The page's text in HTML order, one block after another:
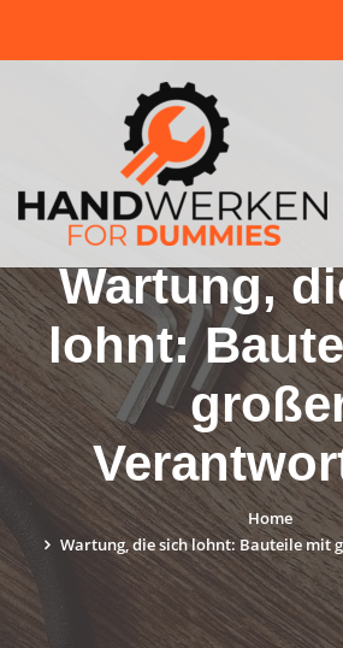
content
Wartung,
lohnt:
Home
Wartung, die sich lohnt: Bauteile mit